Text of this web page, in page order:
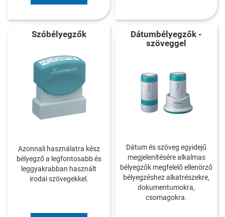
Szóbélyegzők
Azonnali használatra kész
bélyegző a legfontosabb és
leggyakrabban használt
irodai szövegekkel.
Dátumbélyegzők -
szöveggel
Dátum és szöveg egyidejű
megjelenítésére alkalmas
bélyegzők megfelelő ellenörző
bélyegzéshez alkatrészekre,
dokumentumokra,
csomagokra.